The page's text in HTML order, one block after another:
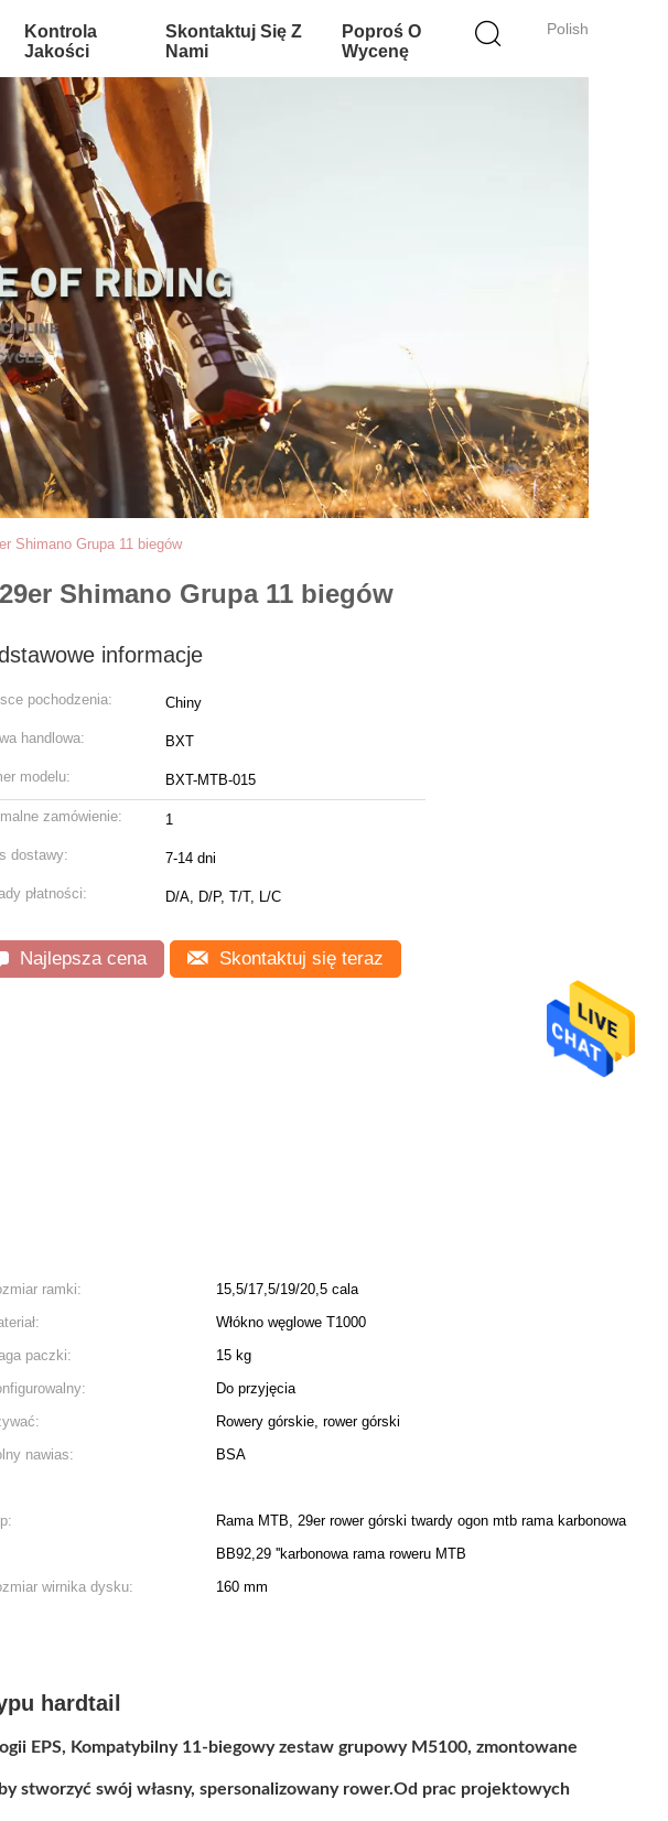
Polish
Kontrola
Jakości
Skontaktuj Się Z
Nami
Poproś O
Wycenę
Shimano Grupa 11 biegów
Shimano Grupa 11 biegów
informacje
pochodzenia: Chiny
handlowa: BXT
modelu: BXT-MTB-015
zamówienie: 1
dostawy: 7-14 dni
płatności: D/A, D/P, T/T, L/C
Najlepsza cena Skontaktuj się teraz
ramki:
15,5/17,5/19/20,5 cala
Włókno węglowe T1000
paczki:
15 kg
Do przyjęcia
Rowery górskie, rower górski
nawias: BSA
Rama MTB, 29er rower górski twardy ogon mtb rama karbonowa
BB92,29 ''karbonowa rama roweru MTB
wirnika dysku: 160 mm
hardtail
EPS, Kompatybilny 11-biegowy zestaw grupowy M5100, zmontowane
stworzyć swój własny, spersonalizowany rower.Od prac projektowych